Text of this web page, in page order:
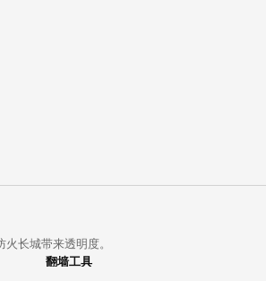
长城带来透明度。
翻墙工具